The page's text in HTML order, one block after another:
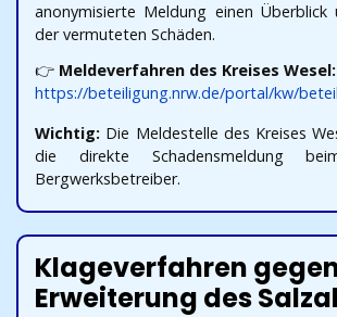
anonymisierte Meldung einen Überblick
der vermuteten Schäden.
👉 Meldeverfahren des Kreises Wesel:
https://beteiligung.nrw.de/portal/kw/
Wichtig: Die Meldestelle des Kreises
die direkte Schadensmeldung
Bergwerksbetreiber.
Klageverfahren
Erweiterung des